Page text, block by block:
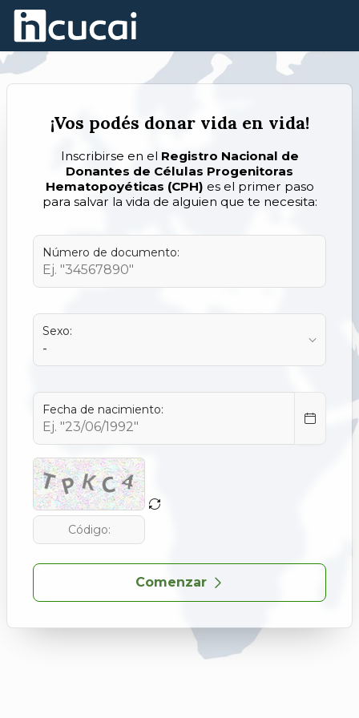
Skip to Main Content
¡Vos podés donar vida en vida!
Inscribirse en el Registro Nacional de
Donantes de Células Progenitoras
Hematopoyéticas (CPH) es el primer paso
para salvar la vida de alguien que te necesita:
Número de documento:
Sexo:
Fecha de nacimiento:
Comenzar